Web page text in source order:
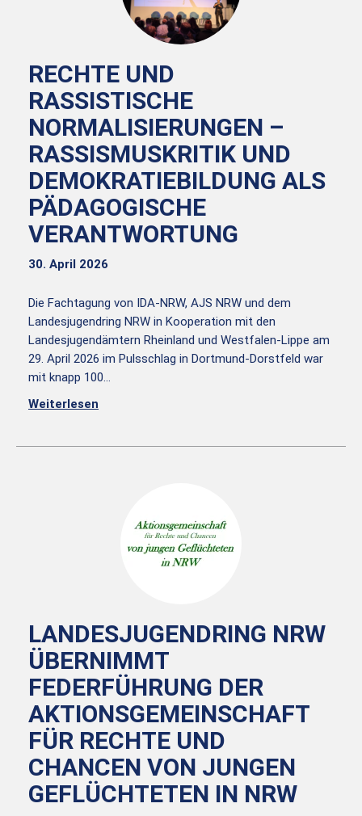
RECHTE UND
RASSISTISCHE
NORMALISIERUNGEN –
RASSISMUSKRITIK UND
DEMOKRATIEBILDUNG ALS
PÄDAGOGISCHE
VERANTWORTUNG
30. April 2026
Die Fachtagung von IDA-NRW, AJS NRW und dem
Landesjugendring NRW in Kooperation mit den
Landesjugendämtern Rheinland und Westfalen-Lippe am
29. April 2026 im Pulsschlag in Dortmund-Dorstfeld war
mit knapp 100…
Weiterlesen
LANDESJUGENDRING NRW
ÜBERNIMMT
FEDERFÜHRUNG DER
AKTIONSGEMEINSCHAFT
FÜR RECHTE UND
CHANCEN VON JUNGEN
GEFLÜCHTETEN IN NRW